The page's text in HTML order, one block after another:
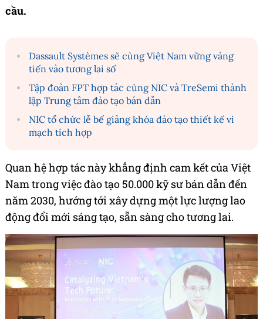
cầu.
Dassault Systèmes sẽ cùng Việt Nam vững vàng
tiến vào tương lai số
Tập đoàn FPT hợp tác cùng NIC và TreSemi thành
lập Trung tâm đào tạo bán dẫn
NIC tổ chức lễ bế giảng khóa đào tạo thiết kế vi
mạch tích hợp
Quan hệ hợp tác này khẳng định cam kết của Việt
Nam trong việc đào tạo 50.000 kỹ sư bán dẫn đến
năm 2030, hướng tới xây dựng một lực lượng lao
động đổi mới sáng tạo, sẵn sàng cho tương lai.